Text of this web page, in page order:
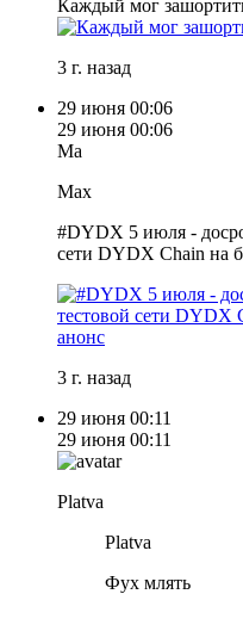
Каждый мог
3 г. назад
29 июня 00:06
29 июня 00:06
Ma
Max
#DYDX 5 июля -
сети DYDX Chain на
3 г. назад
29 июня 00:11
29 июня 00:11
Platva
Platva
Фух млять